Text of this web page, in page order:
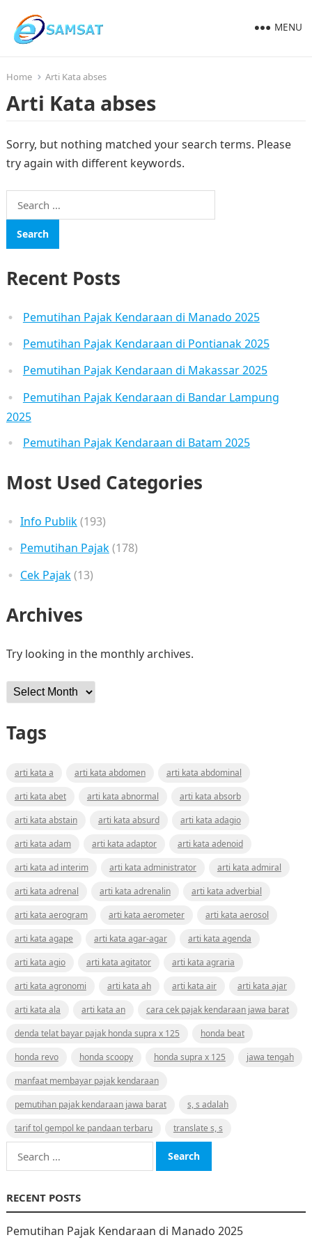
MENU
Home Arti Kata abses
Arti Kata abses
Sorry, but nothing matched your search terms. Please
try again with different keywords.
Search
for:
Recent Posts
Pemutihan Pajak Kendaraan di Manado 2025
Pemutihan Pajak Kendaraan di Pontianak 2025
Pemutihan Pajak Kendaraan di Makassar 2025
Pemutihan Pajak Kendaraan di Bandar Lampung
2025
Pemutihan Pajak Kendaraan di Batam 2025
Most Used Categories
Info Publik(193)
Pemutihan Pajak(178)
Cek Pajak(13)
Archives
Try looking in the monthly archives.
Archives
Tags
arti kata a arti kata abdomen
arti kata abdominal
arti kata abet
arti kata abnormal
arti kata absorb
arti kata abstain
arti kata absurd
arti kata adagio
arti kata adam
arti kata adaptor
arti kata adenoid
arti kata ad interim
arti kata administrator
arti kata admiral
arti kata adrenal
arti kata adrenalin
arti kata adverbial
arti kata aerogram
arti kata aerometer
arti kata aerosol
arti kata agape
arti kata agar-agar
arti kata agenda
arti kata agio
arti kata agitator
arti kata agraria
arti kata agronomi
arti kata ah arti kata air
arti kata ajar
arti kata ala
arti kata an
cara cek pajak kendaraan jawa barat
denda telat bayar pajak honda supra x 125
honda beat
honda revo
honda scoopy honda supra x 125
jawa tengah
manfaat membayar pajak kendaraan
pemutihan pajak kendaraan jawa barat
s, s adalah
tarif tol gempol ke pandaan terbaru
translate s, s
Search
for:
RECENT POSTS
Pemutihan Pajak Kendaraan di Manado 2025